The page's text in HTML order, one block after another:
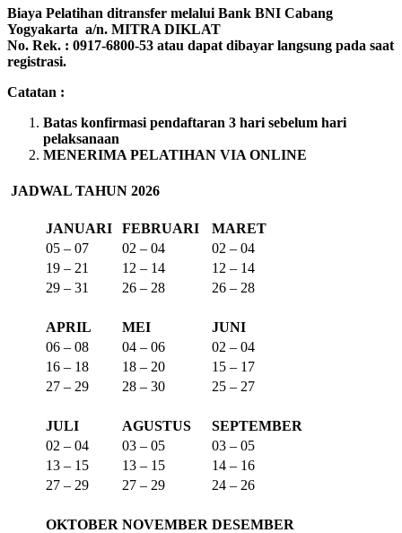
Biaya Pelatihan ditransfer melalui Bank BNI Cabang
Yogyakarta a/n. MITRA DIKLAT
No. Rek. : 0917-6800-53 atau dapat dibayar langsung pada saat
registrasi.
Catatan :
Batas konfirmasi pendaftaran 3 hari sebelum hari
pelaksanaan
MENERIMA PELATIHAN VIA ONLINE
JADWAL TAHUN 2026
JANUARI FEBRUARI
MARET
05 – 07
02 – 04
02 – 04
19 – 21
12 – 14
12 – 14
29 – 31
26 – 28 26 – 28
APRIL MEI
JUNI
06 – 08
04 – 06
02 – 04
16 – 18
18 – 20
15 – 17
27 – 29
28 – 30 25 – 27
JULI AGUSTUS
SEPTEMBER
02 – 04
03 – 05
03 – 05
13 – 15
13 – 15
14 – 16
27 – 29
27 – 29 24 – 26
OKTOBER NOVEMBER DESEMBER